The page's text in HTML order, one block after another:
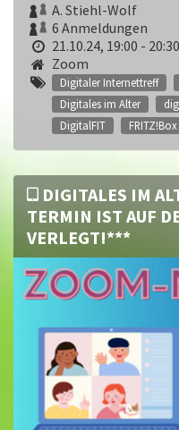
A. Stiehl-Wolf
6 Anmeldungen
21.10.24, 19:00 - 20:30
Zoom
Digitaler Internettreff
Digitales im Alter
DigitalFIT
FRITZ!Box
DIGITALES IM
TERMIN IST AUF
VERLEGT!***